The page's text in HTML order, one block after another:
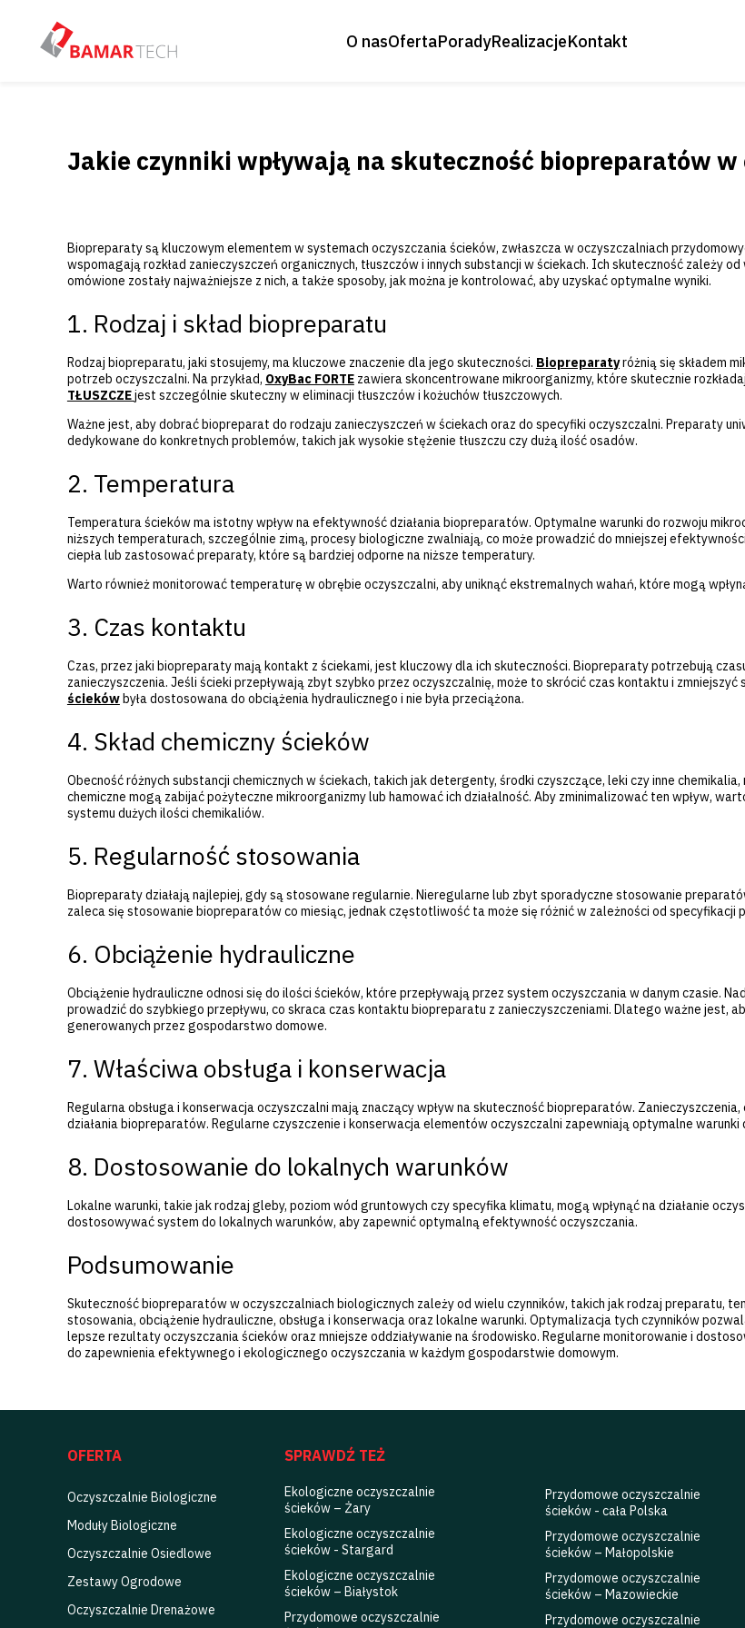
O nasOferta
Oczyszczalnie Osiedlowe
Zestawy Ogrodowe – Deszczówka
Akcesoria
Biopreparaty
Serwis oczyszczalni ścieków
PoradyRealizacjeKontakt
Jakie czynniki wpływają na skuteczność biopreparatów
Biopreparaty są kluczowym elementem w systemach oczyszczania ścieków, zwłaszcza w oczyszczalniach
wspomagają rozkład zanieczyszczeń organicznych, tłuszczów i innych substancji w ściekach. Ich skuteczność zależy
omówione zostały najważniejsze z nich, a także sposoby, jak można je kontrolować, aby uzyskać optymalne wyniki.
1. Rodzaj i skład biopreparatu
Rodzaj biopreparatu, jaki stosujemy, ma kluczowe znaczenie dla jego skuteczności. Biopreparatyróżnią się składem
potrzeb oczyszczalni. Na przykład, OxyBac FORTEzawiera skoncentrowane mikroorganizmy, które skutecznie
TŁUSZCZEjest szczególnie skuteczny w eliminacji tłuszczów i kożuchów tłuszczowych.
Ważne jest, aby dobrać biopreparat do rodzaju zanieczyszczeń w ściekach oraz do specyfiki oczyszczalni. Preparaty
dedykowane do konkretnych problemów, takich jak wysokie stężenie tłuszczu czy dużą ilość osadów.
2. Temperatura
Temperatura ścieków ma istotny wpływ na efektywność działania biopreparatów. Optymalne warunki do rozwoju
niższych temperaturach, szczególnie zimą, procesy biologiczne zwalniają, co może prowadzić do mniejszej
ciepła lub zastosować preparaty, które są bardziej odporne na niższe temperatury.
Warto również monitorować temperaturę w obrębie oczyszczalni, aby uniknąć ekstremalnych wahań, które mogą
3. Czas kontaktu
Czas, przez jaki biopreparaty mają kontakt z ściekami, jest kluczowy dla ich skuteczności. Biopreparaty potrzebują
zanieczyszczenia. Jeśli ścieki przepływają zbyt szybko przez oczyszczalnię, może to skrócić czas kontaktu i
ściekówbyła dostosowana do obciążenia hydraulicznego i nie była przeciążona.
4. Skład chemiczny ścieków
Obecność różnych substancji chemicznych w ściekach, takich jak detergenty, środki czyszczące, leki czy inne
chemiczne mogą zabijać pożyteczne mikroorganizmy lub hamować ich działalność. Aby zminimalizować ten wpływ,
systemu dużych ilości chemikaliów.
5. Regularność stosowania
Biopreparaty działają najlepiej, gdy są stosowane regularnie. Nieregularne lub zbyt sporadyczne stosowanie
zaleca się stosowanie biopreparatów co miesiąc, jednak częstotliwość ta może się różnić w zależności od specyfikacji
6. Obciążenie hydrauliczne
Obciążenie hydrauliczne odnosi się do ilości ścieków, które przepływają przez system oczyszczania w danym czasie.
prowadzić do szybkiego przepływu, co skraca czas kontaktu biopreparatu z zanieczyszczeniami. Dlatego ważne jest,
generowanych przez gospodarstwo domowe.
7. Właściwa obsługa i konserwacja
Regularna obsługa i konserwacja oczyszczalni mają znaczący wpływ na skuteczność biopreparatów.
działania biopreparatów. Regularne czyszczenie i konserwacja elementów oczyszczalni zapewniają optymalne warunki
8. Dostosowanie do lokalnych warunków
Lokalne warunki, takie jak rodzaj gleby, poziom wód gruntowych czy specyfika klimatu, mogą wpłynąć na działanie
dostosowywać system do lokalnych warunków, aby zapewnić optymalną efektywność oczyszczania.
Podsumowanie
Skuteczność biopreparatów w oczyszczalniach biologicznych zależy od wielu czynników, takich jak rodzaj preparatu,
stosowania, obciążenie hydrauliczne, obsługa i konserwacja oraz lokalne warunki. Optymalizacja tych czynników
lepsze rezultaty oczyszczania ścieków oraz mniejsze oddziaływanie na środowisko. Regularne monitorowanie i
do zapewnienia efektywnego i ekologicznego oczyszczania w każdym gospodarstwie domowym.
OFERTA
Oczyszczalnie Biologiczne
Moduły Biologiczne
Oczyszczalnie Osiedlowe
Zestawy Ogrodowe
Oczyszczalnie Drenażowe
SPRAWDŹ TEŻ
Ekologiczne oczyszczalnie
ścieków – Żary
Ekologiczne oczyszczalnie
ścieków - Stargard
Ekologiczne oczyszczalnie
ścieków – Białystok
Przydomowe oczyszczalnie
Przydomowe oczyszczalnie
ścieków - cała Polska
Przydomowe oczyszczalnie
ścieków – Małopolskie
Przydomowe oczyszczalnie
ścieków – Mazowieckie
Przydomowe oczyszczalnie